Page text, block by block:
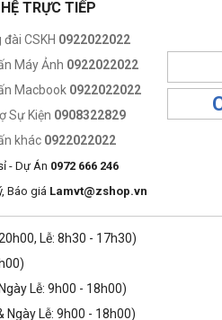
chuyển, du lịch.
TRỰC TIẾP
CSKH 0922022022
Máy Ảnh 0922022022
Macbook 0922022022
Sự Kiện 0908322829
khác 0922022022
- Dự Án 0972 666 246
Báo giá Lamvt@zshop.vn
Lễ: 8h30 - 17h30)
Lễ: 9h00 - 18h00)
Ngày Lễ: 9h00 - 18h00)